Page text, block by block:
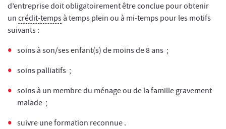
d’entreprise doit obligatoirement être conclue pour obtenir
un crédit-temps à temps plein ou à mi-temps pour les motifs
suivants :
soins à son/ses enfant(s) de moins de 8 ans ;
soins palliatifs ;
soins à un membre du ménage ou de la famille gravement
malade ;
suivre une formation reconnue .